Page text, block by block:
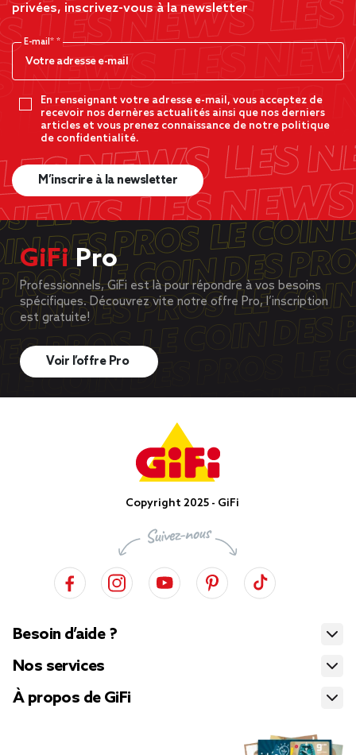
privées, inscrivez-vous à la newsletter
E-mail*
En renseignant votre adresse e-mail, vous acceptez de
recevoir nos dernères actualités ainsi que nos derniers
articles et vous prenez connaissance de notre politique
de confidentialité.
M’inscrire à la newsletter
GiFiPro
Professionnels, GiFi est là pour répondre à vos besoins
spécifiques. Découvrez vite notre offre Pro, l’inscription
est gratuite!
Voir l’offre Pro
Copyright 2025 - GiFi
Besoin d’aide ?
Nos services
À propos de GiFi